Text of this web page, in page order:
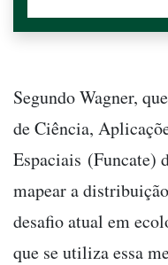
Segundo Wagner,
de Ciência,
Espaciais (Funcate)
mapear a
desafio atual em
que se utiliza essa